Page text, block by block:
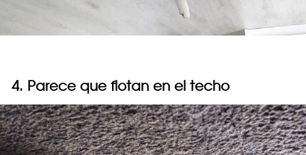
4. Parece que flotan en el techo